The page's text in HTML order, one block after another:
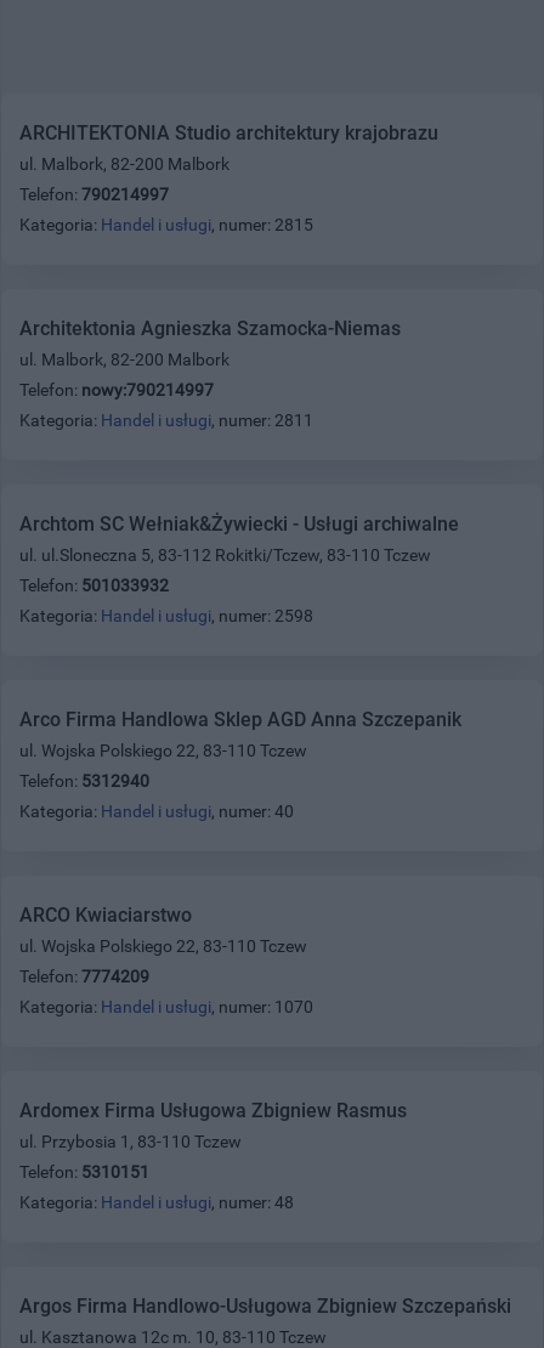
ARCHITEKTONIA Studio architektury krajobrazu
ul. Malbork, 82-200 Malbork
Telefon: 790214997
Kategoria: Handel i usługi, numer: 2815
Architektonia Agnieszka Szamocka-Niemas
ul. Malbork, 82-200 Malbork
Telefon: nowy:790214997
Kategoria: Handel i usługi, numer: 2811
Archtom SC Wełniak&Żywiecki - Usługi archiwalne
ul. ul.Sloneczna 5, 83-112 Rokitki/Tczew, 83-110 Tczew
Telefon: 501033932
Kategoria: Handel i usługi, numer: 2598
Arco Firma Handlowa Sklep AGD Anna Szczepanik
ul. Wojska Polskiego 22, 83-110 Tczew
Telefon: 5312940
Kategoria: Handel i usługi, numer: 40
ARCO Kwiaciarstwo
ul. Wojska Polskiego 22, 83-110 Tczew
Telefon: 7774209
Kategoria: Handel i usługi, numer: 1070
Ardomex Firma Usługowa Zbigniew Rasmus
ul. Przybosia 1, 83-110 Tczew
Telefon: 5310151
Kategoria: Handel i usługi, numer: 48
Argos Firma Handlowo-Usługowa Zbigniew Szczepański
ul. Kasztanowa 12c m. 10, 83-110 Tczew